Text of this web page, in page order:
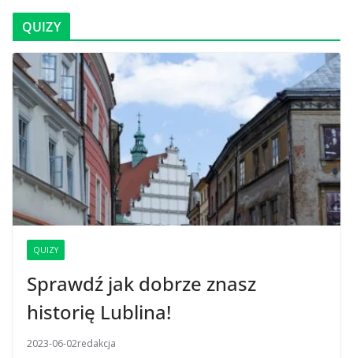
QUIZY
QUIZY
Sprawdź jak dobrze znasz
historię Lublina!
2023-06-02redakcja